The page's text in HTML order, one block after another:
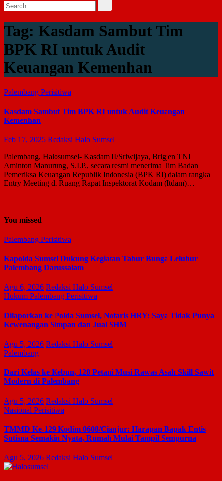
Tag: Kasdam Sambut Tim
BPK RI untuk Audit
Keuangan Kemenhan
Palembang Perisitiwa
Kasdam Sambut Tim BPK RI untuk Audit Keuangan
Kemenhan
Feb 17, 2025 Redaksi Halo Sumsel
Palembang, Halosumsel- Kasdam II/Sriwijaya, Brigjen TNI
Aminton Manurung, S.I.P., secara resmi menerima Tim Badan
Pemeriksa Keuangan Republik Indonesia (BPK RI) dalam rangka
Entry Meeting di Ruang Rapat Inspektorat Kodam (Itdam)…
You missed
Palembang Perisitiwa
Kapolda Sumsel Dukung Kegiatan Tabur Bunga Leluhur
Palembang Darussalam
Agu 6, 2026 Redaksi Halo Sumsel
Hukum Palembang Perisitiwa
Dilaporkan ke Polda Sumsel, Notaris HRY: Saya Tidak Punya
Kewenangan Simpan dan Jual SHM
Agu 5, 2026 Redaksi Halo Sumsel
Palembang
Dari Kelas ke Kebun, 128 Petani Musi Rawas Asah Skill Sawit
Modern di Palembang
Agu 5, 2026 Redaksi Halo Sumsel
Nasional Perisitiwa
TMMD Ke-129 Kodim 0608/Cianjur: Harapan Bapak Entis
Sutisna Semakin Nyata, Rumah Mulai Tampil Sempurna
Agu 5, 2026 Redaksi Halo Sumsel